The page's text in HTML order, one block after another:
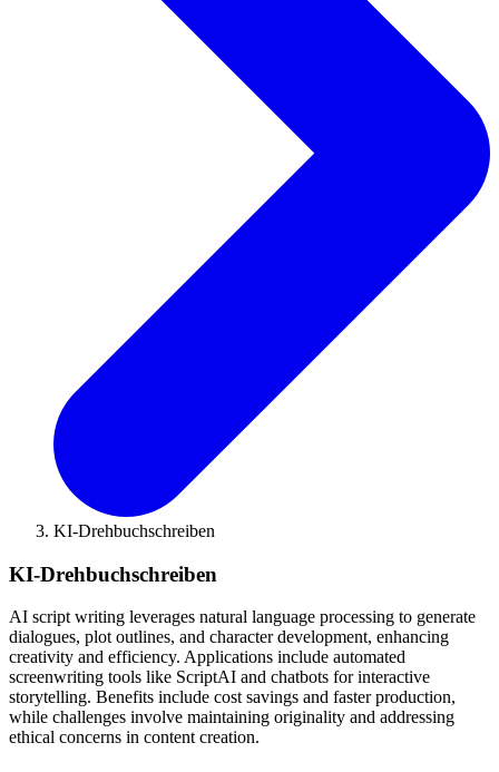
KI-Drehbuchschreiben
KI-Drehbuchschreiben
AI script writing leverages natural language processing to generate
dialogues, plot outlines, and character development, enhancing
creativity and efficiency. Applications include automated
screenwriting tools like ScriptAI and chatbots for interactive
storytelling. Benefits include cost savings and faster production,
while challenges involve maintaining originality and addressing
ethical concerns in content creation.